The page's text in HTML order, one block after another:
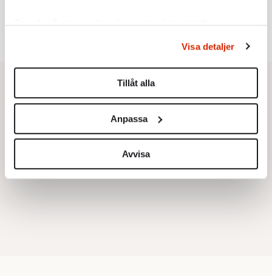
Ta reda på mer om hur dina personliga uppgifter
Du kan ändra eller dra tillbaka ditt samtycke när som
helst från cookie-förklaringen.
Vi använder enhetsidentifierare för att anpassa innehållet
för sociala medier och analysera vår trafik. Vi
vidarebefordrar även sådana identifierare och annan
information från din enhet till de sociala medier och
annons- och analysföretag som vi samarbetar med.
Visa detaljer
Tillåt alla
Anpassa
Avvisa